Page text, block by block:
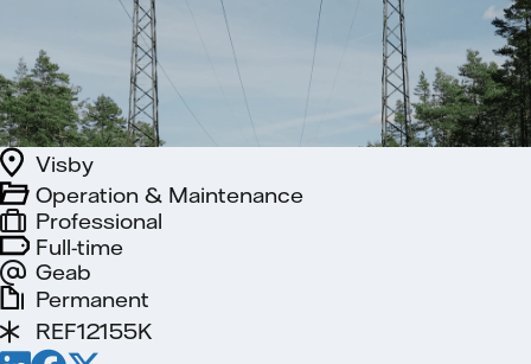
Full-time
Geab
Visby
Professional
Operation & Maintenance
Permanent
REF12155K